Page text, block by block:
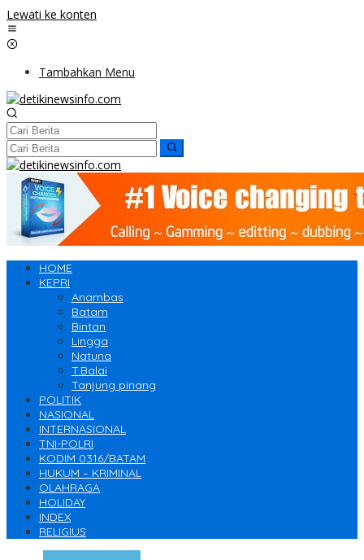
Lewati ke konten
Tambahkan Menu
HOME
KEPRI
Anambas
Batam
Bintan
Lingga
Natuna
T.Balai
Tanjung pinang
POLITIK
NASIONAL
INTERNASIONAL
TNI-POLRI
KODIM 0316/BATAM
HUKUM – KRIMINAL
OLAHRAGA
HOLIDAY
INDEX
RELIGIUS